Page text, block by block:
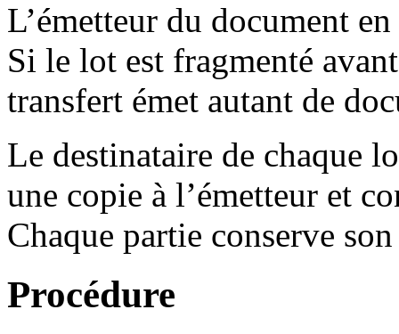
L’émetteur du document
Si le lot est fragmenté
transfert émet autant de
Le destinataire de chaque
une copie à l’émetteur et
Chaque partie conserve
Procédure